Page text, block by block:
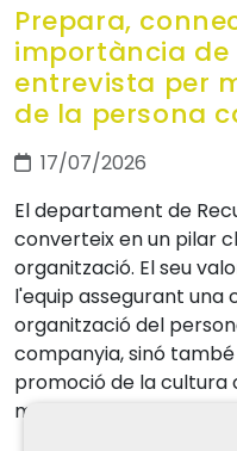
Prepara,
importància
entrevista per
de la persona
17/07/2026
El departament de
converteix en un pilar
organització. El seu
l'equip assegurant
organització del
companyia, sinó
promoció de la cultura
marca ocupadora per